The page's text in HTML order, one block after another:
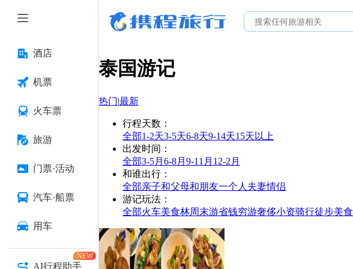
酒店
机票
火车票
旅游
门票·活动
汽车·船票
用车
AI行程助手
NEW
泰国游记
热门|最新
行程天数 ：
全部1-2天3-5天6-8天9-14天15天以上
出发时间 ：
全部3-5月 6-8月 9-11月 12-2月
和谁出行 ：
全部亲子和父母和朋友一个人 夫妻情侣
游记玩法 ：
全部火车美食林周末游省钱穷游奢侈小资骑行徒步美食